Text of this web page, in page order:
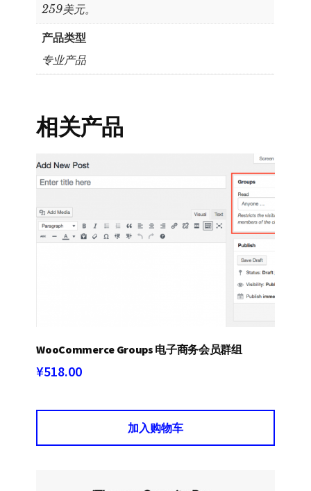
259美元。
产品类型
专业产品
相关产品
WooCommerce Groups 电子商务会员群组
¥518.00
加入购物车